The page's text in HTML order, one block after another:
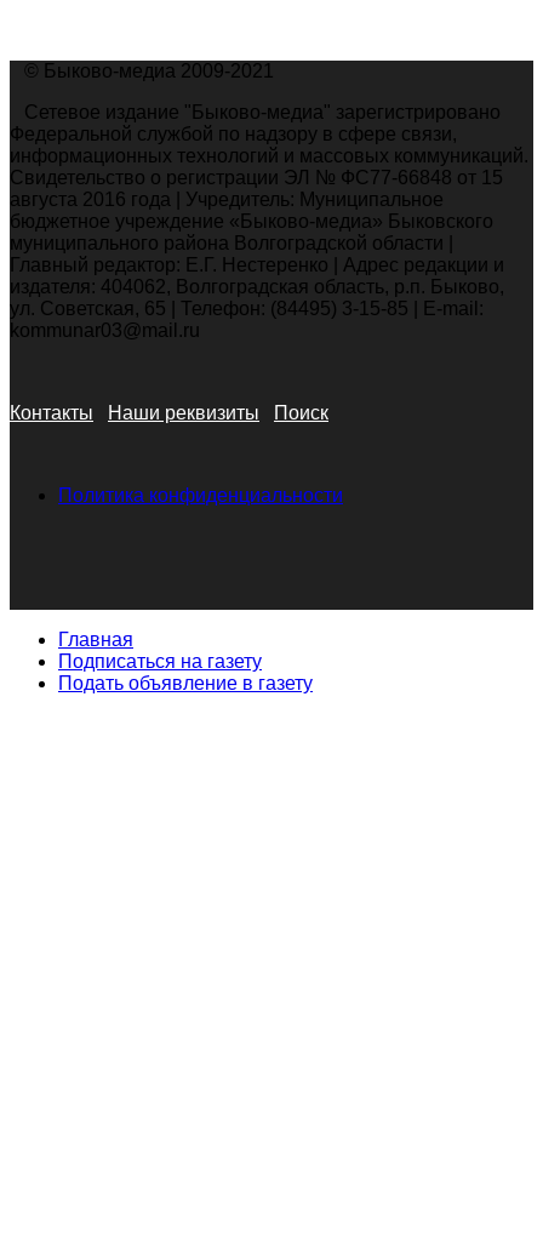
© Быково-медиа 2009-2021
Сетевое издание "Быково-медиа" зарегистрировано
Федеральной службой по надзору в сфере связи,
информационных технологий и массовых коммуникаций.
Свидетельство о регистрации ЭЛ № ФС77-66848 от 15
августа 2016 года | Учредитель: Муниципальное
бюджетное учреждение «Быково-медиа» Быковского
муниципального района Волгоградской области |
Главный редактор: Е.Г. Нестеренко | Адрес редакции и
издателя: 404062, Волгоградская область, р.п. Быково,
ул. Советская, 65 | Телефон: (84495) 3-15-85 | E-mail:
kommunar03@mail.ru
Контакты Наши реквизиты Поиск
Политика конфиденциальности
Главная
Подписаться на газету
Подать объявление в газету